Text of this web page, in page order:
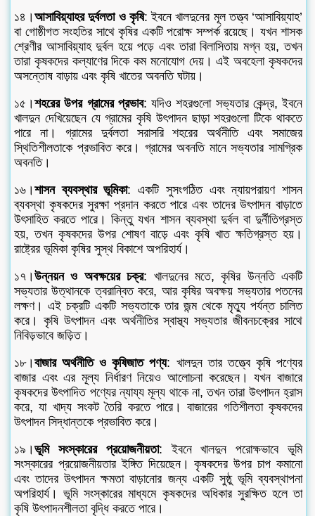
১৪। আসাবিয়্যাহর দুর্বলতা ও কৃষি: ইবনে খালদুনের মূল তত্ত্ব ‘আসাবিয়্যাহ’
বা গোষ্ঠীগত সংহতির সাথে কৃষির একটি পরোক্ষ সম্পর্ক রয়েছে। যখন শাসক
শ্রেণীর আসাবিয়্যাহ দুর্বল হয়ে পড়ে এবং তারা বিলাসিতায় মগ্ন হয়, তখন
তারা কৃষকদের কল্যাণের দিকে কম মনোযোগ দেয়। এই অবহেলা কৃষকদের
অসন্তোষ বাড়ায় এবং কৃষি খাতের অবনতি ঘটায়।
১৫। শহরের উপর গ্রামের প্রভাব: যদিও শহরগুলো সভ্যতার কেন্দ্র, ইবনে
খালদুন দেখিয়েছেন যে গ্রামের কৃষি উৎপাদন ছাড়া শহরগুলো টিকে থাকতে
পারে না। গ্রামের দুর্বলতা সরাসরি শহরের অর্থনীতি এবং সমাজের
স্থিতিশীলতাকে প্রভাবিত করে। গ্রামের অবনতি মানে সভ্যতার সামগ্রিক
অবনতি।
১৬। শাসন ব্যবস্থার ভূমিকা: একটি সুসংগঠিত এবং ন্যায়পরায়ণ শাসন
ব্যবস্থা কৃষকদের সুরক্ষা প্রদান করতে পারে এবং তাদের উৎপাদন বাড়াতে
উৎসাহিত করতে পারে। কিন্তু যখন শাসন ব্যবস্থা দুর্বল বা দুর্নীতিগ্রস্ত
হয়, তখন কৃষকদের উপর শোষণ বাড়ে এবং কৃষি খাত ক্ষতিগ্রস্ত হয়।
রাষ্ট্রের ভূমিকা কৃষির সুস্থ বিকাশে অপরিহার্য।
১৭। উন্নয়ন ও অবক্ষয়ের চক্র: খালদুনের মতে, কৃষির উন্নতি একটি
সভ্যতার উত্থানকে ত্বরান্বিত করে, আর কৃষির অবক্ষয় সভ্যতার পতনের
লক্ষণ। এই চক্রটি একটি সভ্যতাকে তার জন্ম থেকে মৃত্যু পর্যন্ত চালিত
করে। কৃষি উৎপাদন এবং অর্থনীতির স্বাস্থ্য সভ্যতার জীবনচক্রের সাথে
নিবিড়ভাবে জড়িত।
১৮। বাজার অর্থনীতি ও কৃষিজাত পণ্য: খালদুন তার তত্ত্বে কৃষি পণ্যের
বাজার এবং এর মূল্য নির্ধারণ নিয়েও আলোচনা করেছেন। যখন বাজারে
কৃষকদের উৎপাদিত পণ্যের ন্যায্য মূল্য থাকে না, তখন তারা উৎপাদন হ্রাস
করে, যা খাদ্য সংকট তৈরি করতে পারে। বাজারের গতিশীলতা কৃষকদের
উৎপাদন সিদ্ধান্তকে প্রভাবিত করে।
১৯। ভূমি সংস্কারের প্রয়োজনীয়তা: ইবনে খালদুন পরোক্ষভাবে ভূমি
সংস্কারের প্রয়োজনীয়তার ইঙ্গিত দিয়েছেন। কৃষকদের উপর চাপ কমানো
এবং তাদের উৎপাদন ক্ষমতা বাড়ানোর জন্য একটি সুষ্ঠু ভূমি ব্যবস্থাপনা
অপরিহার্য। ভূমি সংস্কারের মাধ্যমে কৃষকদের অধিকার সুরক্ষিত হলে তা
কৃষি উৎপাদনশীলতা বৃদ্ধি করতে পারে।